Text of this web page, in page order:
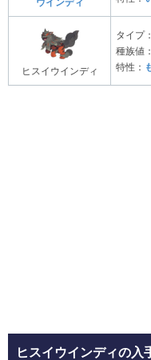
ウインディ
ヒスイウインディ
タイプ：
種族値：
特性：
ヒスイウインディの入